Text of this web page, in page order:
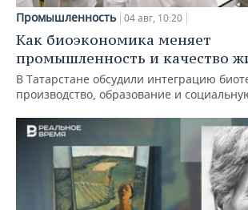
Промышленность 04 авг, 10:20
Как биоэкономика меняет
промышленность и качество
В Татарстане обсудили интеграцию
производство, образование и